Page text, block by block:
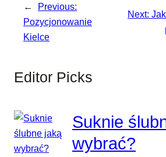
←
Previous:
Pozycjonowanie
Kielce
Next:
Editor Picks
Suknie
wybrać?